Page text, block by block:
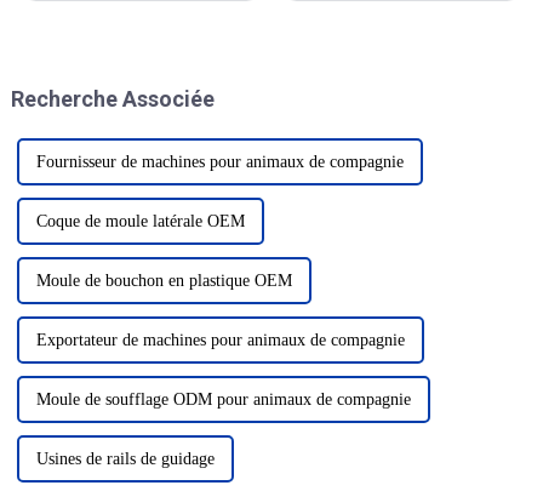
l'emballage, de l'impression et
Recherche Associée
Fournisseur de machines pour animaux de compagnie
Coque de moule latérale OEM
Moule de bouchon en plastique OEM
Exportateur de machines pour animaux de compagnie
Moule de soufflage ODM pour animaux de compagnie
Usines de rails de guidage